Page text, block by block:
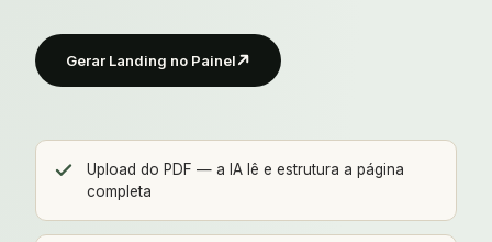
Gerar Landing no Painel
Upload do PDF — a IA lê e estrutura a página
completa